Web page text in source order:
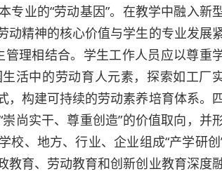
业的“劳动基因”。在教学中融入新
动精神的核心价值与学生的专业发展
管理相结合。学生工作人员应以尊重
活中的劳动育人元素，探索如工厂
，构建可持续的劳动素养培育体系。
尚实干、尊重创造”的价值取向，并
校、地方、行业、企业组成“产学研创
教育、劳动教育和创新创业教育深度